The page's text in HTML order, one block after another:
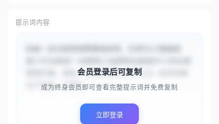
提示词内容
营销方案。首先，分析行业特点与{{25-40岁的新
中产家庭，注重生...
会员登录后可复制
成为终身会员即可查看完整提示词并免费复制
立即登录